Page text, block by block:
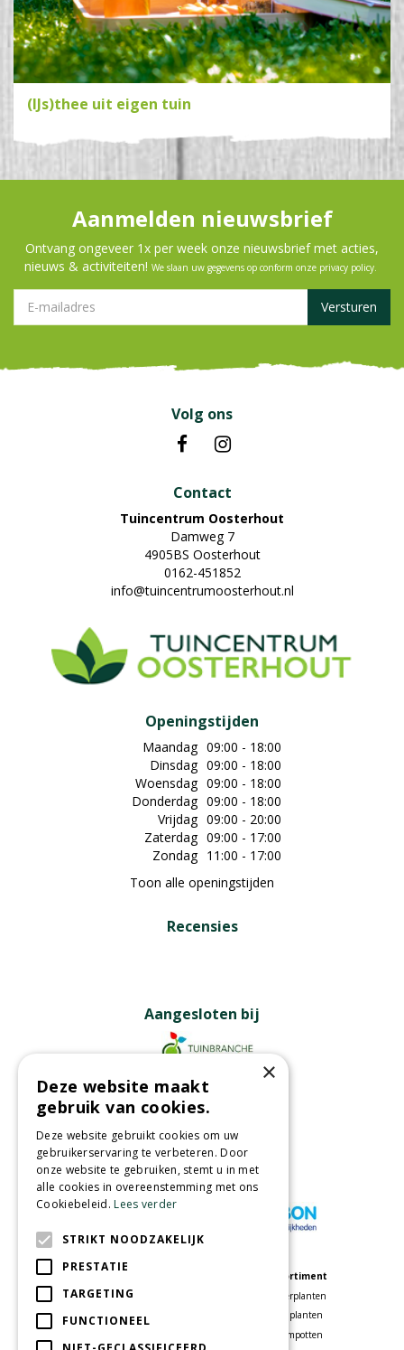
(IJs)thee uit eigen tuin
Aanmelden nieuwsbrief
Ontvang ongeveer 1x per week onze nieuwsbrief met acties,
nieuws & activiteiten! We slaan uw gegevens op conform onze privacy policy
Volg ons
Contact
Tuincentrum Oosterhout
Damweg 7
4905BS Oosterhout
0162-451852
info@tuincentrumoosterhout.nl
Openingstijden
Maandag 09:00 - 18:00
Dinsdag 09:00 - 18:00
Woensdag 09:00 - 18:00
Donderdag 09:00 - 18:00
Vrijdag 09:00 - 20:00
Zaterdag 09:00 - 17:00
Zondag 11:00 - 17:00
Toon alle openingstijden
Recensies
Aangesloten bij
Partners
Wij accepteren
Tuincentrum
Speelparadijs
Assortiment
Kamerplanten
Tuinplanten
Bloempotten
×
Deze website maakt
gebruik van cookies.
Deze website gebruikt cookies om uw
gebruikerservaring te verbeteren. Door
onze website te gebruiken, stemt u in met
alle cookies in overeenstemming met ons
Cookiebeleid.Lees verder
STRIKT NOODZAKELIJK
PRESTATIE
TARGETING
FUNCTIONEEL